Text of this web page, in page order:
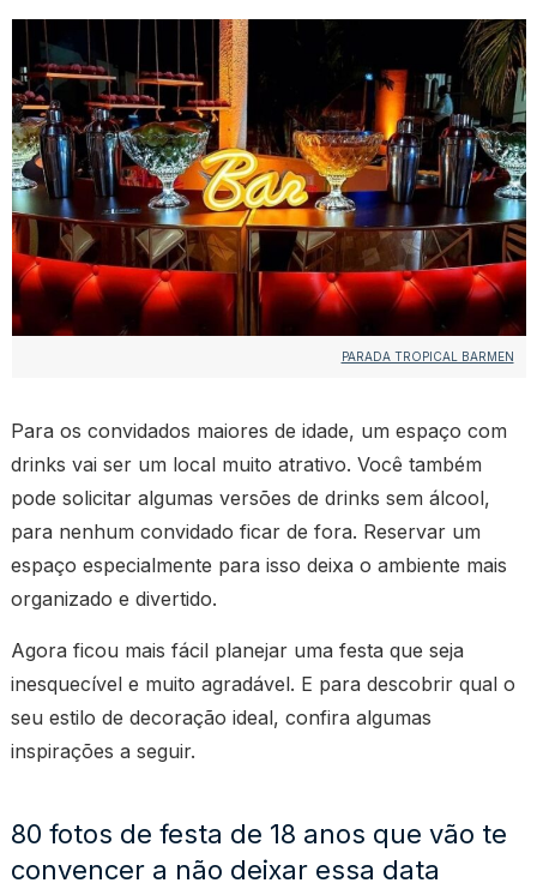
PARADA TROPICAL BARMEN
Para os convidados maiores de idade, um espaço com
drinks vai ser um local muito atrativo. Você também
pode solicitar algumas versões de drinks sem álcool,
para nenhum convidado ficar de fora. Reservar um
espaço especialmente para isso deixa o ambiente mais
organizado e divertido.
Agora ficou mais fácil planejar uma festa que seja
inesquecível e muito agradável. E para descobrir qual o
seu estilo de decoração ideal, confira algumas
inspirações a seguir.
80 fotos de festa de 18 anos que vão te
convencer a não deixar essa data